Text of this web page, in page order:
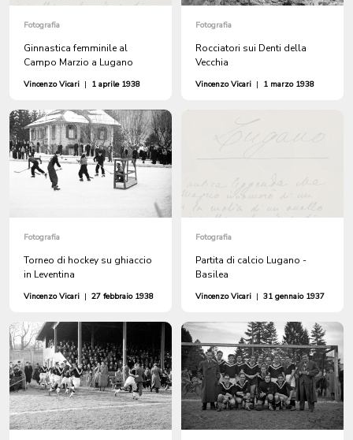
Fotografia
Ginnastica femminile al
Campo Marzio a Lugano
Vincenzo Vicari | 1 aprile 1938
Fotografia
Rocciatori sui Denti della
Vecchia
Vincenzo Vicari | 1 marzo 1938
Fotografia
Torneo di hockey su ghiaccio
in Leventina
Vincenzo Vicari | 27 febbraio 1938
Fotografia
Partita di calcio Lugano -
Basilea
Vincenzo Vicari | 31 gennaio 1937